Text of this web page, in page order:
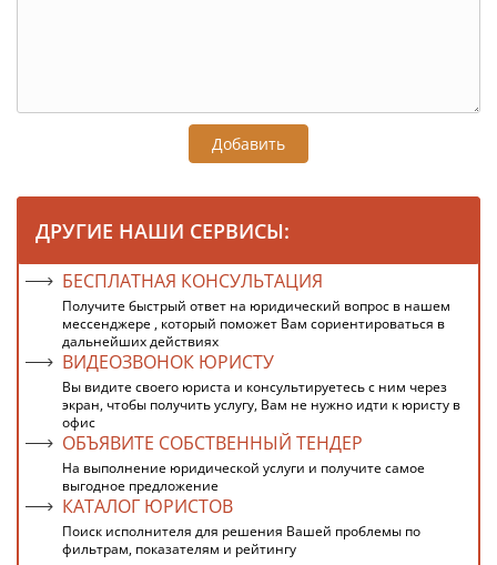
Добавить
ДРУГИЕ НАШИ СЕРВИСЫ:
БЕСПЛАТНАЯ КОНСУЛЬТАЦИЯ
Получите быстрый ответ на юридический вопрос в нашем
мессенджере , который поможет Вам сориентироваться в
дальнейших действиях
ВИДЕОЗВОНОК ЮРИСТУ
Вы видите своего юриста и консультируетесь с ним через
экран, чтобы получить услугу, Вам не нужно идти к юристу в
офис
ОБЪЯВИТЕ СОБСТВЕННЫЙ ТЕНДЕР
На выполнение юридической услуги и получите самое
выгодное предложение
КАТАЛОГ ЮРИСТОВ
Поиск исполнителя для решения Вашей проблемы по
фильтрам, показателям и рейтингу